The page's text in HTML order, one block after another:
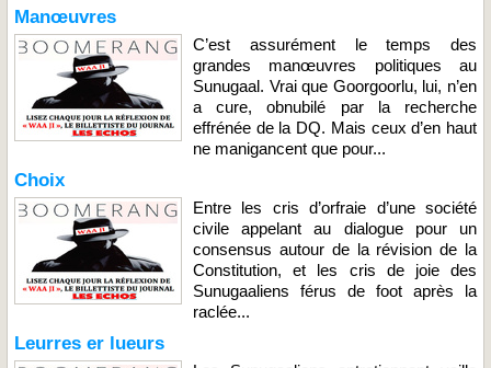
Manœuvres
C’est assurément le temps des
grandes manœuvres politiques au
Sunugaal. Vrai que Goorgoorlu, lui, n’en
a cure, obnubilé par la recherche
effrénée de la DQ. Mais ceux d’en haut
ne manigancent que pour...
Choix
Entre les cris d’orfraie d’une société
civile appelant au dialogue pour un
consensus autour de la révision de la
Constitution, et les cris de joie des
Sunugaaliens férus de foot après la
raclée...
Leurres er lueurs